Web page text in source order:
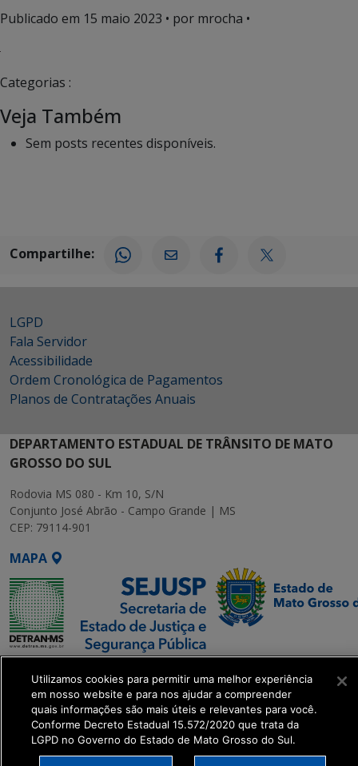
Publicado em 15 maio 2023 • por mrocha •
Categorias :
Veja Também
Sem posts recentes disponíveis.
Compartilhe:
LGPD
Fala Servidor
Acessibilidade
Ordem Cronológica de Pagamentos
Planos de Contratações Anuais
DEPARTAMENTO ESTADUAL DE TRÂNSITO DE MATO
GROSSO DO SUL
Rodovia MS 080 - Km 10, S/N
Conjunto José Abrão - Campo Grande | MS
CEP: 79114-901
MAPA
SETDIG | Secretaria-
Executiva de
Transformação Digital
get_footer();
Utilizamos cookies para permitir uma melhor experiência
em nosso website e para nos ajudar a compreender
quais informações são mais úteis e relevantes para você.
Conforme Decreto Estadual 15.572/2020 que trata da
LGPD no Governo do Estado de Mato Grosso do Sul.